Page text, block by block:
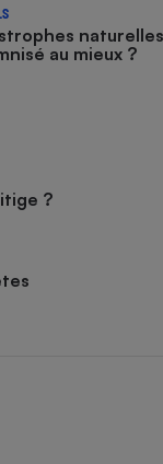
au mieux ?
?